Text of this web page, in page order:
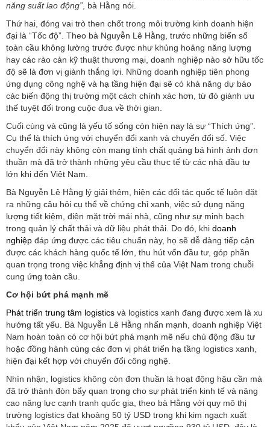
năng suất lao động”, bà Hằng nói.
Thứ hai, đóng vai trò then chốt trong môi trường kinh doanh hiện
đại là “Tốc độ”. Theo bà Nguyễn Lê Hằng, trước những biến số
toàn cầu không lường trước được như khủng hoảng năng lượng
hay các rào cản kỹ thuật thương mại, doanh nghiệp nào sở hữu tốc
độ sẽ là đơn vị giành thắng lợi. Những doanh nghiệp tiên phong
ứng dụng công nghệ và hạ tầng hiện đại sẽ có khả năng dự báo
các biến động thị trường một cách chính xác hơn, từ đó giành ưu
thế tuyệt đối trong cuộc đua về thời gian.
Cuối cùng và cũng là yếu tố sống còn hiện nay là sự “Thích ứng”.
Cụ thể là thích ứng với chuyển đổi xanh và chuyển đổi số. Việc
chuyển đổi này không còn mang tính chất quảng bá hình ảnh đơn
thuần mà đã trở thành những yêu cầu thực tế từ các nhà đầu tư
lớn khi đến Việt Nam.
Bà Nguyễn Lê Hằng lý giải thêm, hiện các đối tác quốc tế luôn đặt
ra những câu hỏi cụ thể về chứng chỉ xanh, việc sử dụng năng
lượng tiết kiệm, điện mặt trời mái nhà, cũng như sự minh bạch
trong quản lý chất thải và dữ liệu phát thải. Do đó, khi doanh
nghiệp đáp ứng được các tiêu chuẩn này, họ sẽ dễ dàng tiếp cận
được các khách hàng quốc tế lớn, thu hút vốn đầu tư, góp phần
quan trọng trong việc khẳng định vị thế của Việt Nam trong chuỗi
cung ứng toàn cầu.
Cơ hội bứt phá mạnh mẽ
Phát triển trung tâm logistics và logistics xanh đang được xem là xu
hướng tất yếu. Bà Nguyễn Lê Hằng nhấn mạnh, doanh nghiệp Việt
Nam hoàn toàn có cơ hội bứt phá mạnh mẽ nếu chủ động đầu tư
hoặc đồng hành cùng các đơn vị phát triển hạ tầng logistics xanh,
hiện đại kết hợp với chuyển đổi công nghệ.
Nhìn nhận, logistics không còn đơn thuần là hoạt động hậu cần mà
đã trở thành đòn bẩy quan trọng cho sự phát triển kinh tế và nâng
cao năng lực cạnh tranh quốc gia, theo bà Hằng với quy mô thị
trường logistics đạt khoảng 50 tỷ USD trong khi kim ngạch xuất